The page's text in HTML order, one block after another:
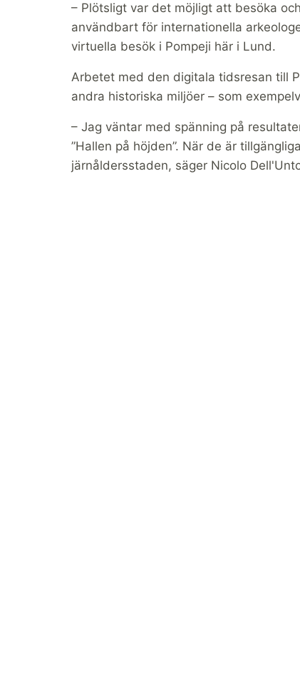
– Plötsligt var det möjligt att besöka
användbart för internationella
virtuella besök i Pompeji här i Lund.
Arbetet med den digitala tidsresan till
andra historiska miljöer – som
– Jag väntar med spänning på
”Hallen på höjden”. När de är
järnåldersstaden, säger Nicolo